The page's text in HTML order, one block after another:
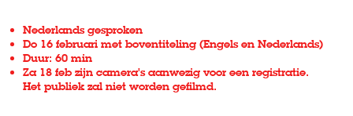
Nederlands gesproken
Do 16 februari met boventiteling (Engels en Nederlands)
Duur: 60 min
Za 18 feb zijn camera's aanwezig voor een registratie.
Het publiek zal niet worden gefilmd.